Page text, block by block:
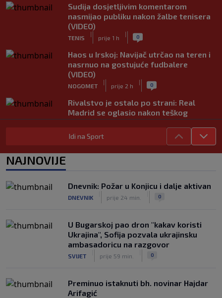
Sudija dosjetljivim komentarom
nasmijao publiku nakon žalbe tenisera
(VIDEO)
TENIS
|
prije 1 h
| 0
Haos u Irskoj: Navijač utrčao na teren i
nasrnuo na gostujuće fudbalere
(VIDEO)
NOGOMET
|
prije 2 h
| 0
Rivalstvo je ostalo po strani: Real
Madrid se oglasio nakon teškog
gubitka Lionela Messija
NOGOMET
prije 2 h
Infantino nekada poručivao: "Novac
NOGOMET
|
prije 3 h
|
Idi na Sport
NAJNOVIJE
Dnevnik: Požar u Konjicu i dalje aktivan
DNEVNIK prije 24 min. 0
U Bugarskoj pao dron "kakav koristi
Ukrajina", Sofija pozvala ukrajinsku
ambasadoricu na razgovor
SVIJET prije 59 min. 0
Preminuo istaknuti bh. novinar Hajdar
Arifagić